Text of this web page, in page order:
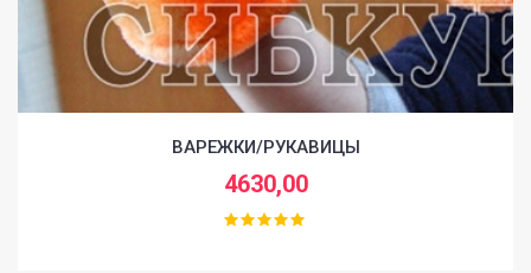
ВАРЕЖКИ/РУКАВИЦЫ
4630,00